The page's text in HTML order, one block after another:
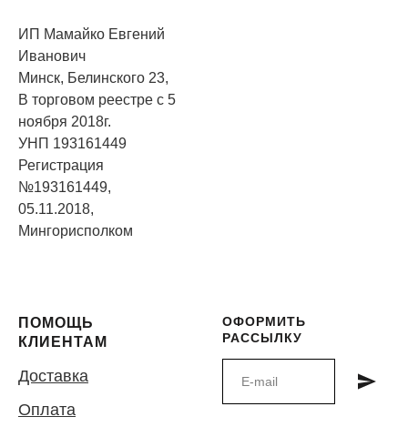
ИП Мамайко Евгений
Иванович
Минск, Белинского 23,
В торговом реестре с 5
ноября 2018г.
УНП 193161449
Регистрация
№193161449,
05.11.2018,
Мингорисполком
ПОМОЩЬ
КЛИЕНТАМ
Доставка
Оплата
ОФОРМИТЬ
РАССЫЛКУ